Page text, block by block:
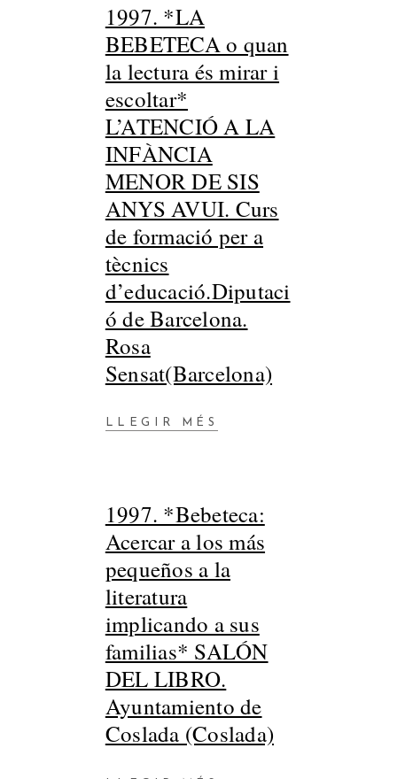
1997. *LA
BEBETECA o quan
la lectura és mirar i
escoltar*
L’ATENCIÓ A LA
INFÀNCIA
MENOR DE SIS
ANYS AVUI. Curs
de formació per a
tècnics
d’educació.Diputaci
ó de Barcelona.
Rosa
Sensat(Barcelona)
LLEGIR MÉS
1997. *Bebeteca:
Acercar a los más
pequeños a la
literatura
implicando a sus
familias* SALÓN
DEL LIBRO.
Ayuntamiento de
Coslada (Coslada)